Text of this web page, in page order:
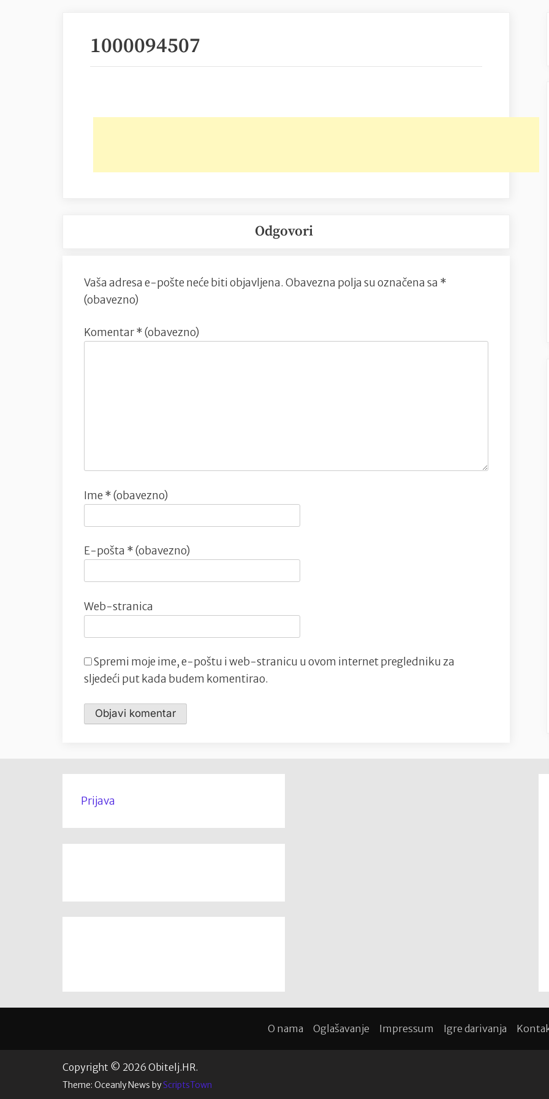
1000094507
Odgovori
Vaša adresa e-pošte neće biti objavljena. Obavezna polja su označena sa *
(obavezno)
Komentar* (obavezno)
Ime * (obavezno)
E-pošta * (obavezno)
Web-stranica
Spremi moje ime, e-poštu i web-stranicu u ovom internet pregledniku za
sljedeći put kada budem komentirao.
Prijava
O nama Oglašavanje Impressum Igre darivanja
Copyright © 2026 Obitelj.HR.
Theme: Oceanly News byScriptsTown